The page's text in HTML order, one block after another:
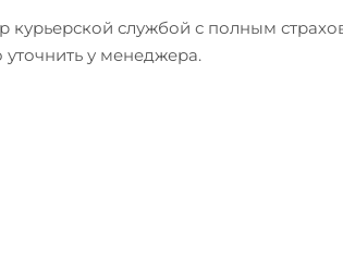
курьерской службой с полным
у менеджера.